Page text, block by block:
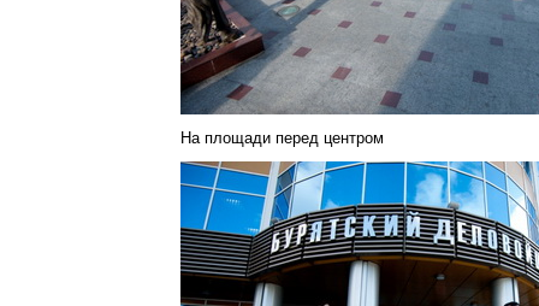
На площади перед центром